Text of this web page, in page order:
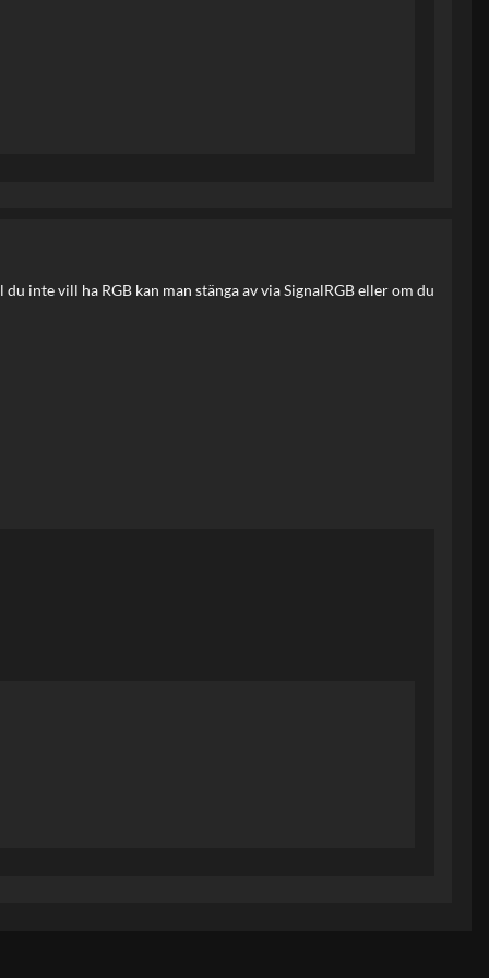
inte vill ha RGB kan man stänga av via SignalRGB eller om du